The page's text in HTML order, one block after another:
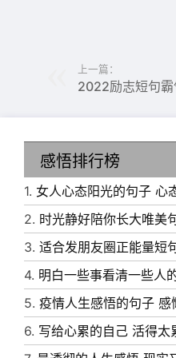
6、每一个生命
情，这种天赋的
7、有人说:为什
独是成长的必经
8、每天辛辛苦
担，这就是人生
9、女人经济要
你越来越失去自
上一篇：
2022励志短句霸
感悟排行榜
1. 女人心态阳光的句子 心
2. 时光静好陪你长大唯美
3. 适合发朋友圈正能量短
4. 明白一些事看清一些人
5. 疫情人生感悟的句子 感
6. 写给心累的自己 活得太